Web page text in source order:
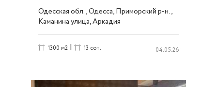
Одесская обл., Одесса, Приморский р-н.,
Каманина улица, Аркадия
1300 м2 | 13 сот. 04.05.26